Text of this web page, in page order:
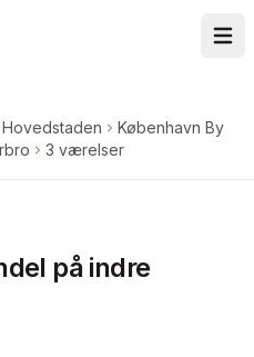
København By
3 værelser
på indre